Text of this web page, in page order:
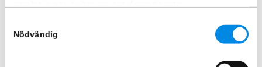
Nödvändig